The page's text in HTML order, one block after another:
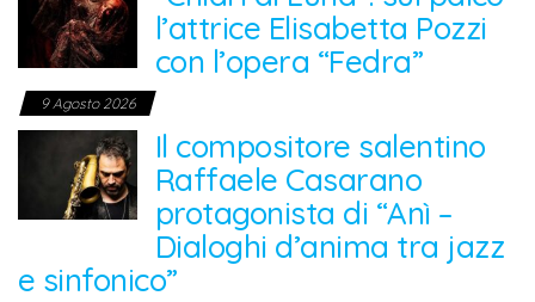
l’attrice Elisabetta Pozzi
con l’opera “Fedra”
9 Agosto 2026
Il compositore salentino
Raffaele Casarano
protagonista di “Anì –
Dialoghi d’anima tra jazz
e sinfonico”